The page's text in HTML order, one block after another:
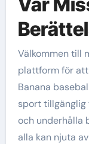
Välkommen till
plattform för att
Banana
sport tillgänglig
och underhålla
alla kan njuta